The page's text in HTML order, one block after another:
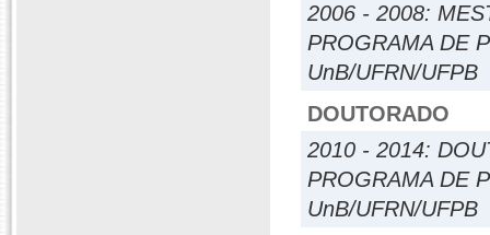
2006 - 2008:
PROGRAMA DE
UnB/UFRN/UFPB
DOUTORADO
2010 - 2014:
PROGRAMA DE
UnB/UFRN/UFPB